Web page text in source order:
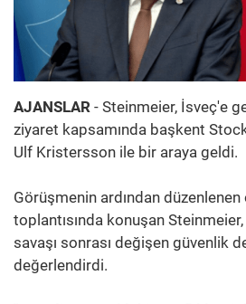
AJANSLAR - Steinmeier, İsveç'e
ziyaret kapsamında başkent
Ulf Kristersson ile bir araya geldi.
Görüşmenin ardından düzenlenen
toplantısında konuşan
savaşı sonrası değişen güvenlik
değerlendirdi.